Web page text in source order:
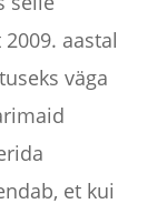
aastal
väga
et kui